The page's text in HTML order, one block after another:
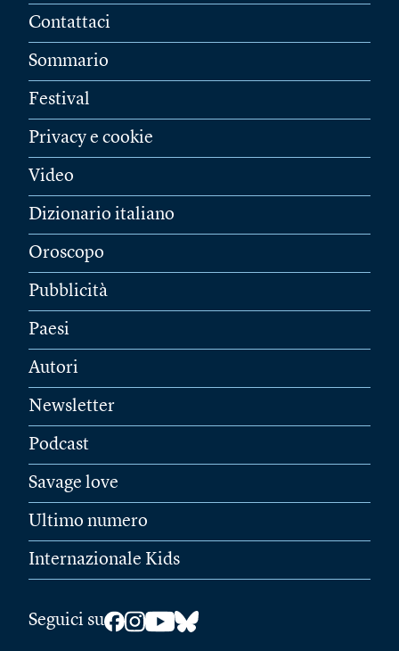
Contattaci
Sommario
Festival
Privacy e cookie
Video
Dizionario italiano
Oroscopo
Pubblicità
Paesi
Autori
Newsletter
Podcast
Savage love
Ultimo numero
Internazionale Kids
Seguici su